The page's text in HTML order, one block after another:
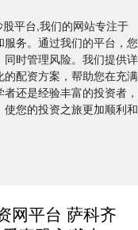
平台,我们的网站专注于
务。通过我们的平台，您
时管理风险。我们提供详
配资方案，帮助您在充满
还是经验丰富的投资者，
您的投资之旅更加顺利和
网平台 萨科齐